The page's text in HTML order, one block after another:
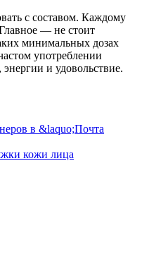
с составом. Каждому
— не стоит
минимальных дозах
употреблении
и удовольствие.
в &laquo;Почта
кожи лица